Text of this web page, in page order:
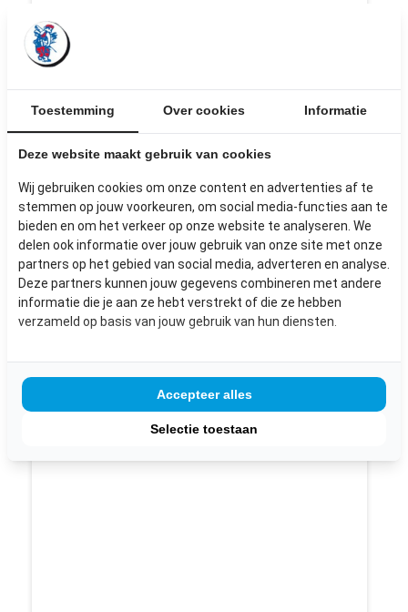
KLEINE RAMEN ENKELGLAS 2
RUITEN
Afmetingen: >1m²
€ 15,-
inclusief BTW
Toestemming Over cookies Informatie
Deze website maakt gebruik van cookies
Wij gebruiken cookies om onze content en advertenties af te
stemmen op jouw voorkeuren, om social media-functies aan te
bieden en om het verkeer op onze website te analyseren. We
delen ook informatie over jouw gebruik van onze site met onze
partners op het gebied van social media, adverteren en analyse.
Deze partners kunnen jouw gegevens combineren met andere
informatie die je aan ze hebt verstrekt of die ze hebben
verzameld op basis van jouw gebruik van hun diensten.
Selectie toestaan
Accepteer alles